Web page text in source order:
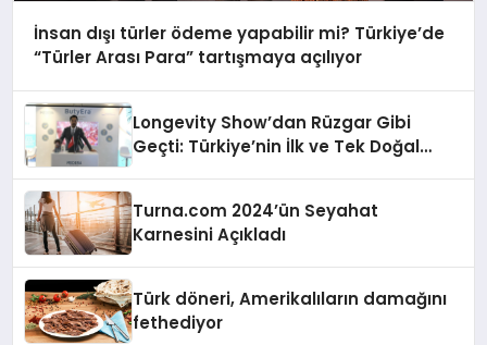
İnsan dışı türler ödeme yapabilir mi? Türkiye’de
“Türler Arası Para” tartışmaya açılıyor
Longevity Show’dan Rüzgar Gibi
Geçti: Türkiye’nin İlk ve Tek Doğal
Turna.com 2024’ün Seyahat
Karnesini Açıkladı
Türk döneri, Amerikalıların damağını
fethediyor